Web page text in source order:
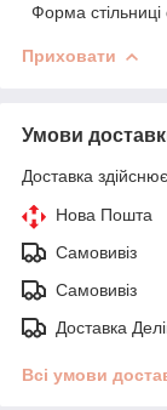
Форма стільниці
Приховати
Умови
Доставка
Нова Пошта
Самовивіз
Самовивіз
Доставка
Всі умови